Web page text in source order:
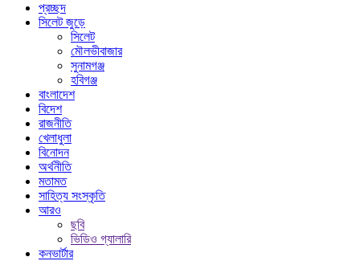
প্রচ্ছদ
সিলেট জুড়ে
সিলেট
মৌলভীবাজার
সুনামগঞ্জ
হবিগঞ্জ
বাংলাদেশ
বিদেশ
রাজনীতি
খেলাধুলা
বিনোদন
অর্থনীতি
মতামত
সাহিত্য সংস্কৃতি
আরও
ছবি
ভিডিও গ্যালারি
কনভার্টার